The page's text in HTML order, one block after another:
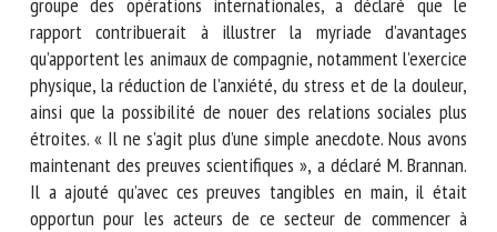
déclaré que le rapport contribuerait à illustrer la myriade
d’avantages qu’apportent les animaux de compagnie,
notamment l’exercice physique, la réduction de l’anxiété, du
stress et de la douleur, ainsi que la possibilité de nouer des
relations sociales plus étroites. « Il ne s’agit plus d’une
simple anecdote. Nous avons maintenant des preuves
scientifiques », a déclaré M. Brannan. Il a ajouté qu’avec ces
preuves tangibles en main, il était opportun pour les acteurs
informations saisies soient utilisées dans le cadre de la
relation avec le CNR BEA. *
Les champs suivis de * sont obligatoires